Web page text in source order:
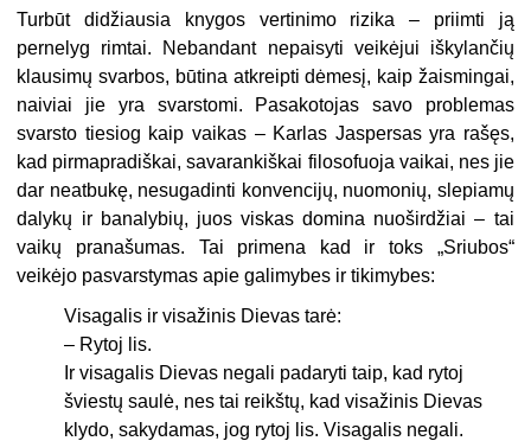
Turbūt didžiausia knygos vertinimo rizika – priimti ją
pernelyg rimtai. Nebandant nepaisyti veikėjui iškylančių
klausimų svarbos, būtina atkreipti dėmesį, kaip žaismingai,
naiviai jie yra svarstomi. Pasakotojas savo problemas
svarsto tiesiog kaip vaikas – Karlas Jaspersas yra rašęs,
kad pirmapradiškai, savarankiškai filosofuoja vaikai, nes jie
dar neatbukę, nesugadinti konvencijų, nuomonių, slepiamų
dalykų ir banalybių, juos viskas domina nuoširdžiai – tai
vaikų pranašumas. Tai primena kad ir toks „Sriubos“
veikėjo pasvarstymas apie galimybes ir tikimybes:
Visagalis ir visažinis Dievas tarė:
– Rytoj lis.
Ir visagalis Dievas negali padaryti taip, kad rytoj
šviestų saulė, nes tai reikštų, kad visažinis Dievas
klydo, sakydamas, jog rytoj lis. Visagalis negali.